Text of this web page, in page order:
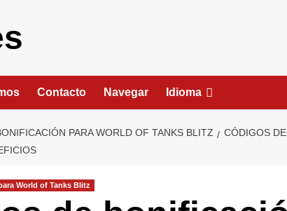
Contacto Navegar Idioma
PARA WORLD OF TANKS BLITZ
CÓDIGOS
World of Tanks Blitz